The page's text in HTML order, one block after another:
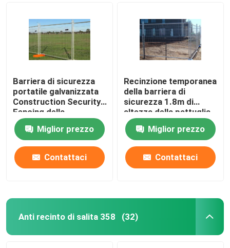
Barriera di sicurezza
portatile galvanizzata
Construction Security
Fencing della
immersione calda
Miglior prezzo
Contattaci
Recinzione temporanea
della barriera di
sicurezza 1.8m di
altezza della pattuglia
temporanea bianca di
perimetroMiglior prezzo
Contattaci
Anti recinto di salita 358 (32)